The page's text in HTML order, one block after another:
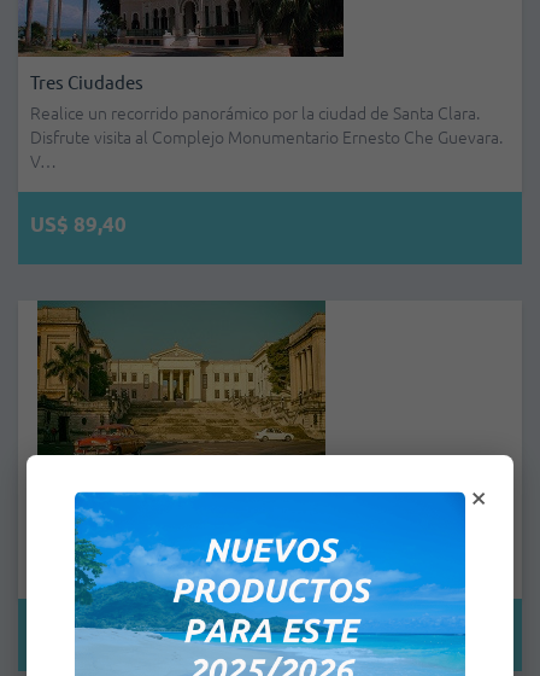
Tres Ciudades
Realice un recorrido panorámico por la ciudad de Santa Clara.
Disfrute visita al Complejo Monumentario Ernesto Che Guevara.
V…
US$ 89,40
Habana Colonial
Entrada al Gran Parque Histórico Militar Morro–Cabaña, recorrido
panorámico y a pie por La Habana Metropolitana y Moderna que
US$ 70,00
×